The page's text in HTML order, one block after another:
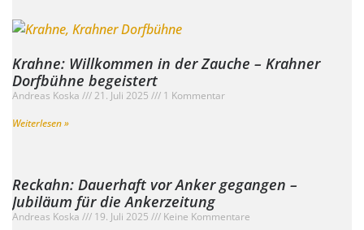
Krahne: Willkommen in der Zauche – Krahner
Dorfbühne begeistert
Andreas Koska 21. Juli 2025
1 Kommentar
Weiterlesen »
Reckahn: Dauerhaft vor Anker gegangen –
Jubiläum für die Ankerzeitung
Andreas Koska 19. Juli 2025 Keine Kommentare